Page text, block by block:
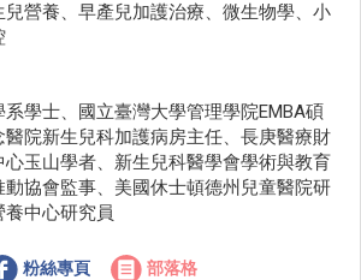
兒營養、早產兒加護治療、微生物學、小
學士、國立臺灣大學管理學院EMBA碩
院新生兒科加護病房主任、長庚醫療財
心玉山學者、新生兒科醫學會學術與教育
協會監事、美國休士頓德州兒童醫院研
中心研究員
粉絲專頁 部落格